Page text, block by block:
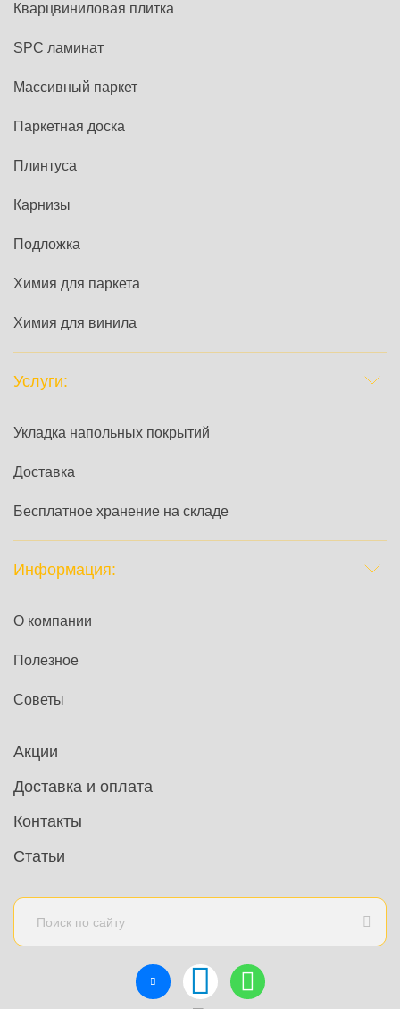
Кварцвиниловая плитка
SPC ламинат
Массивный паркет
Паркетная доска
Плинтуса
Карнизы
Подложка
Химия для паркета
Химия для винила
Услуги:
Укладка напольных покрытий
Доставка
Бесплатное хранение на складе
Информация:
О компании
Полезное
Советы
Акции
Доставка и оплата
Контакты
Статьи